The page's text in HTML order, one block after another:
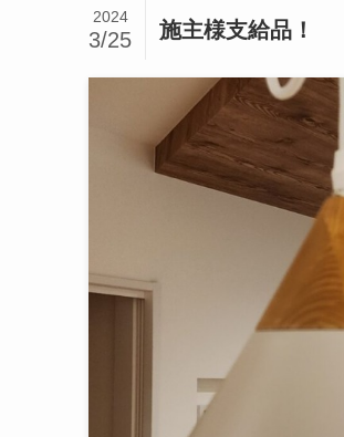
施主様支給品！
2024
3/25